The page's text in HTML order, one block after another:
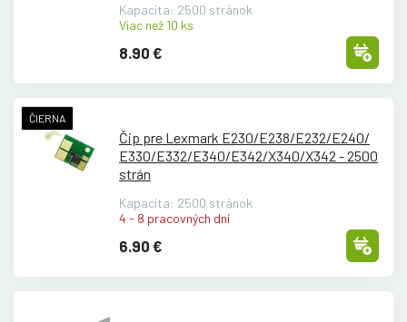
Kapacita: 2500 stránok
Viac než 10 ks
8.90 €
ČIERNA
Čip pre Lexmark E230/E238/E232/E240/
E330/E332/E340/E342/X340/X342 - 2500
strán
Kapacita: 2500 stránok
4 - 8 pracovných dní
6.90 €